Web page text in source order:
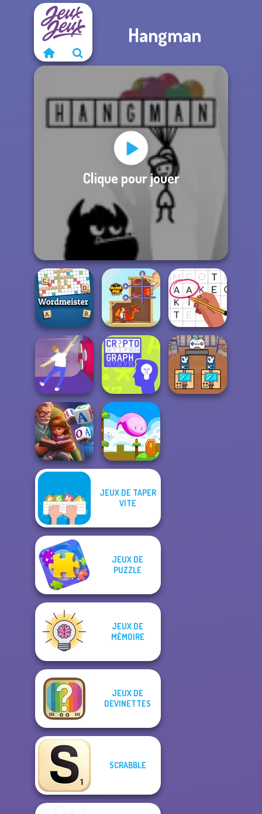
Hangman
Clique pour jouer
Wordmeister Home Pin 1 Letters Match
Balance It Cryptograph
Word Scramble:
Family Tales
JEUX DE TAPER
VITE
JEUX DE
PUZZLE
JEUX DE
MÉMOIRE
JEUX DE
DEVINETTES
SCRABBLE